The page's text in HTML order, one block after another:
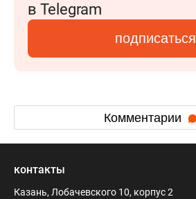
в Telegram
подписаться
Комментарии
контакты
Казань, Лобачевского 10, корпус 2